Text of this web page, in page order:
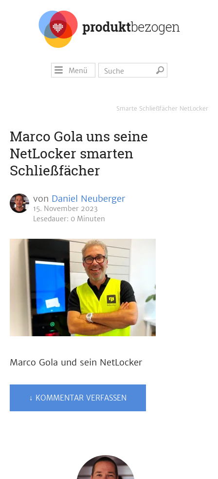
Menü
Smarte Schließfächer NetLocker
Marco Gola uns seine
NetLocker smarten
Schließfächer
von Daniel Neuberger
15. November 2023
Lesedauer: 0 Minuten
Marco Gola und sein NetLocker
↓ KOMMENTAR VERFASSEN